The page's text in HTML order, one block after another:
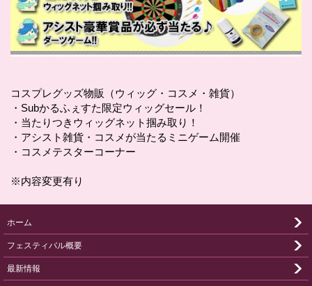
コスプレグッズ物販（ウィッグ・コスメ・雑貨）
・Subかるふぇすた限定ウィッグセール！
・当たりつきウィッグネット掴み取り！
・アシスト雑貨・コスメが当たるミニゲーム開催
・コスメテスターコーナー
※内容変更有り
ホーム
フェスティバル概要
最新情報